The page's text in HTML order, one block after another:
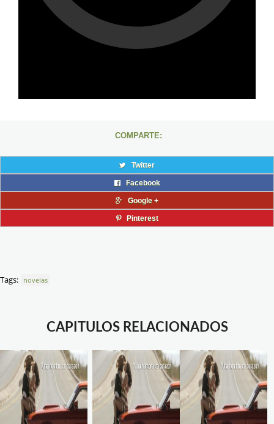
COMPARTE:
Twitter
Facebook
Google +
Pinterest
Tags: novelas
CAPITULOS RELACIONADOS